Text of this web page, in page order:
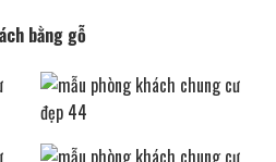
bằng gỗ